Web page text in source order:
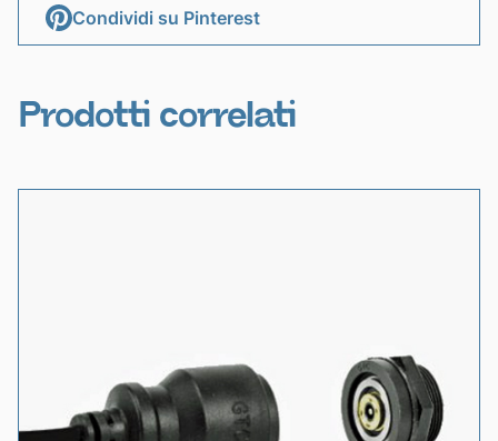
Condividi su Pinterest
Prodotti correlati